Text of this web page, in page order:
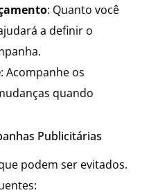
: Quanto você
a definir o
: Acompanhe os
quando
Publicitárias
podem ser evitados.